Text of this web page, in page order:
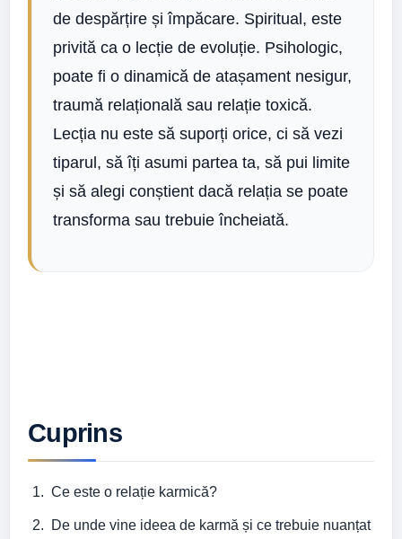
de despărțire și împăcare. Spiritual, este
privită ca o lecție de evoluție. Psihologic,
poate fi o dinamică de atașament nesigur,
traumă relațională sau relație toxică.
Lecția nu este să suporți orice, ci să vezi
tiparul, să îți asumi partea ta, să pui limite
și să alegi conștient dacă relația se poate
transforma sau trebuie încheiată.
Cuprins
Ce este o relație karmică?
De unde vine ideea de karmă și ce trebuie nuanțat